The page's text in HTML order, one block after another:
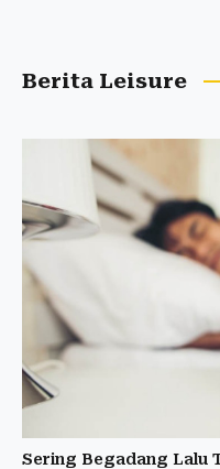
Berita Leisure
Sering Begadang Lalu